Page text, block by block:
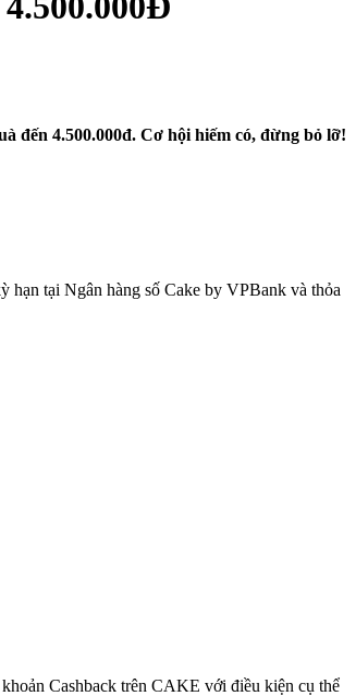
đến 4.500.000đ. Cơ hội hiếm có, đừng bỏ lỡ!
hạn tại Ngân hàng số Cake by VPBank và thỏa
Cashback trên CAKE với điều kiện cụ thể